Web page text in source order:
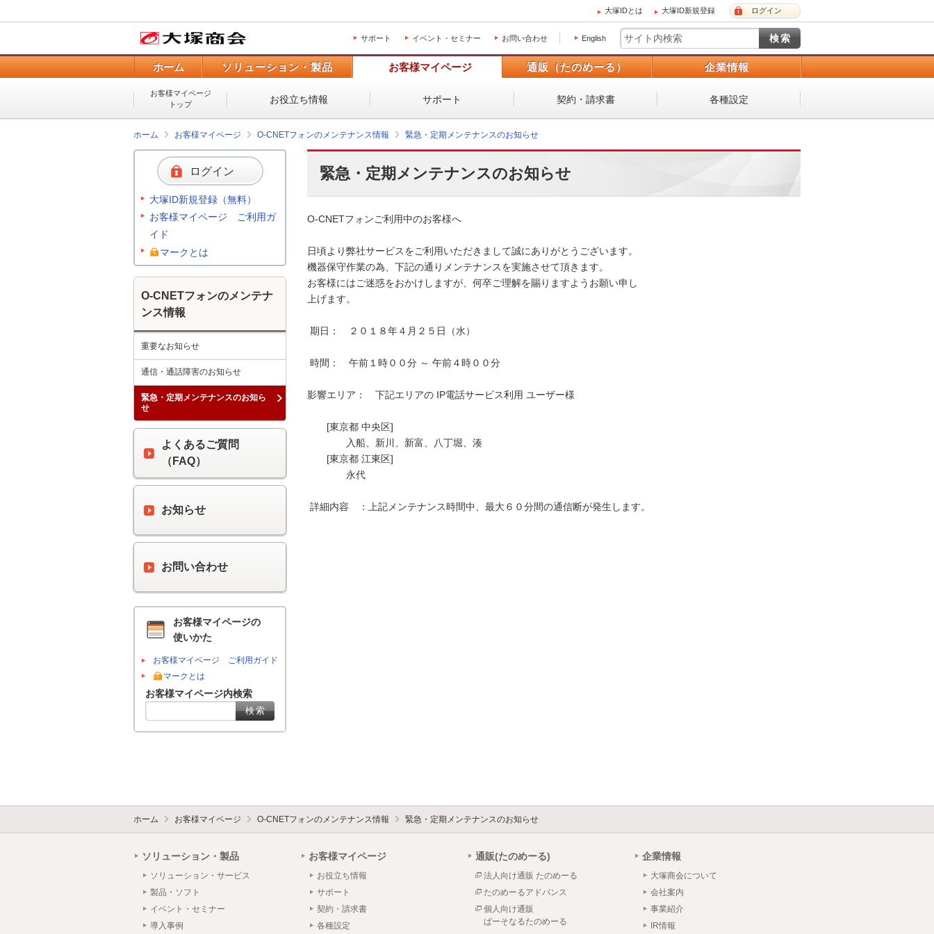
大塚IDとは 大塚ID新規登録 ログイン
サポート イベント・セミナー お問い合わせ English
ホーム ソリューション・製品 お客様マイページ 通販（たのめーる） 企業情報
お客様マイページ
トップ
お役立ち情報 サポート 契約・請求書 各種設定
ホーム お客様マイページ O-CNETフォンのメンテナンス情報 緊急・定期メンテナンスのお知らせ
緊急・定期メンテナンスのお知らせ
O-CNETフォンご利用中のお客様へ
日頃より弊社サービスをご利用いただきまして誠にありがとうございます。
機器保守作業の為、下記の通りメンテナンスを実施させて頂きます。
お客様にはご迷惑をおかけしますが、何卒ご理解を賜りますようお願い申し
上げます。
影響エリア：　下記エリアの IP電話サービス利用 ユーザー様
[東京都 中央区]
入船、新川、新富、八丁堀、湊
[東京都 江東区]
永代
ログイン
大塚ID新規登録（無料）
お客様マイページ ご利用ガ
イド
マークとは
O-CNETフォンのメンテナ
ンス情報
重要なお知らせ
通信・通話障害のお知らせ
緊急・定期メンテナンスのお知ら
せ
よくあるご質問
（FAQ）
お知らせ
お問い合わせ
お客様マイページの
使いかた
お客様マイページ ご利用ガイド
マークとは
お客様マイページ内検索
ホーム お客様マイページ O-CNETフォンのメンテナンス情報 緊急・定期メンテナンスのお知らせ
ソリューション・製品
ソリューション・サービス
製品・ソフト
イベント・セミナー
導入事例
お客様マイページ
お役立ち情報
サポート
契約・請求書
各種設定
通販(たのめーる)
法人向け通販 たのめーる
たのめーるアドバンス
個人向け通販
ぱーそなるたのめーる
企業情報
大塚商会について
会社案内
事業紹介
IR情報